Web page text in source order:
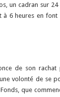
un cadran sur
à 6 heures en
de son
volonté de se
que